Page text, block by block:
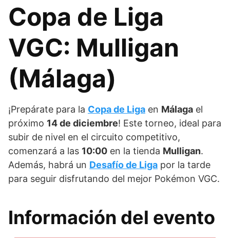
Copa de Liga
VGC: Mulligan
(Málaga)
¡Prepárate para la Copa de Liga en Málaga el
próximo 14 de diciembre! Este torneo, ideal para
subir de nivel en el circuito competitivo,
comenzará a las 10:00 en la tienda Mulligan.
Además, habrá un Desafío de Liga por la tarde
para seguir disfrutando del mejor Pokémon VGC.
Información del evento